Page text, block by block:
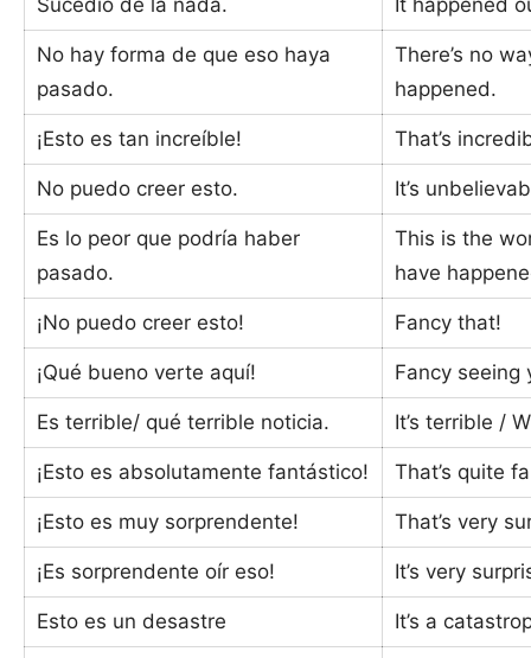
Sucedió de la nada. It happened
No hay forma de que eso haya
pasado.
There’s no
happened.
¡Esto es tan increíble! That’s
No puedo creer esto. It’s
Es lo peor que podría haber
pasado.
This is the
have
¡No puedo creer esto! Fancy that!
¡Qué bueno verte aquí! Fancy seeing
Es terrible/ qué terrible noticia. It’s terrible /
¡Esto es absolutamente fantástico! That’s quite
¡Esto es muy sorprendente! That’s very
¡Es sorprendente oír eso! It’s very
Esto es un desastre It’s a